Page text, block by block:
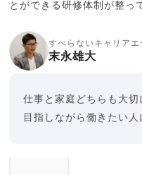
とができる研修体制が整っ
すべらないキャリア
末永雄大
仕事と家庭どちらも大
目指しながら働きたい